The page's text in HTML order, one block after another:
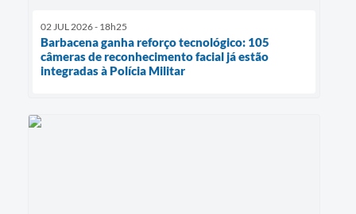
02 JUL 2026 - 18h25
Barbacena ganha reforço tecnológico: 105
câmeras de reconhecimento facial já estão
integradas à Polícia Militar